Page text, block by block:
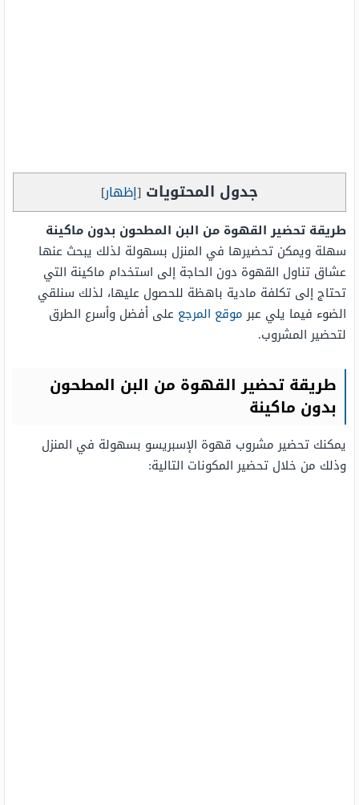
جدول المحتويات [إظهار]
طريقة تحضير القهوة من البن المطحون بدون ماكينة
سهلة ويمكن تحضيرها في المنزل بسهولة لذلك يبحث عنها
عشاق تناول القهوة دون الحاجة إلى استخدام ماكينة التي
تحتاج إلى تكلفة مادية باهظة للحصول عليها، لذلك سنلقي
الضوء فيما يلي عبرموقع المرجع على أفضل وأسرع الطرق
لتحضير المشروب.
طريقة تحضير القهوة من البن المطحون
بدون ماكينة
يمكنك تحضير مشروب قهوة الإسبريسو بسهولة في المنزل
وذلك من خلال تحضير المكونات التالية: